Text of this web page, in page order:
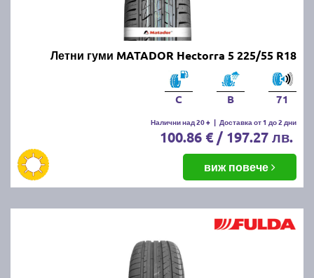
Летни гуми MATADOR Hectorra 5 225/55 R18
C B 71
Налични над 20 + | Доставка от 1 до 2 дни
100.86 € / 197.27 лв.
виж повече